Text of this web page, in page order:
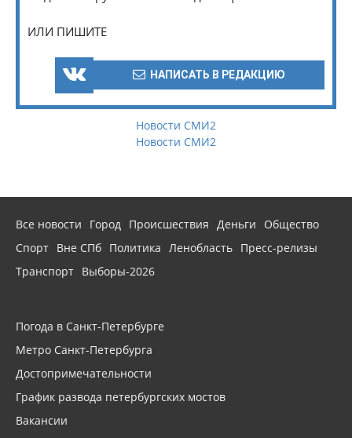
ИЛИ ПИШИТЕ
НАПИСАТЬ В РЕДАКЦИЮ
Новости СМИ2
Новости СМИ2
Все новости Город Происшествия Деньги
Общество
Спорт Вне СПб Политика Ленобласть Пресс-релизы
Транспорт Выборы-2026
Погода в Санкт-Петербурге
Метро Санкт-Петербурга
Достопримечательности
График развода петербургских мостов
Вакансии